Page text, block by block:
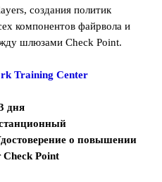
создания политик
компонентов файрвола и
шлюзами Check Point.
Training Center
дня
о повышении
Point